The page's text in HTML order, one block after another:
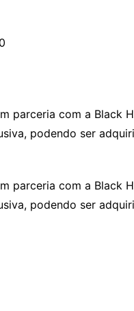
parceria com a Black
podendo ser
parceria com a Black
podendo ser